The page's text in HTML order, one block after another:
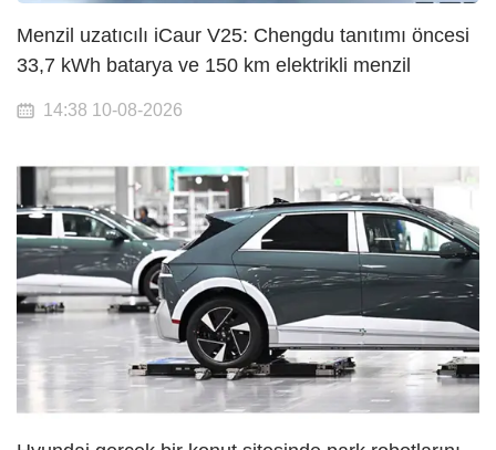
Menzil uzatıcılı iCaur V25: Chengdu tanıtımı öncesi
33,7 kWh batarya ve 150 km elektrikli menzil
14:38 10-08-2026